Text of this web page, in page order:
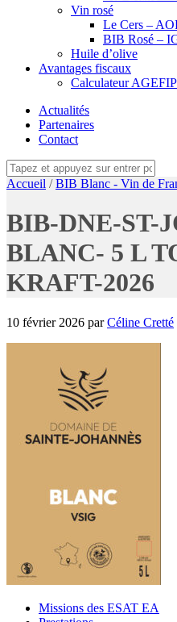
Vin rosé
Le Cers –
BIB Rosé –
Huile d’olive
Avantages fiscaux
Calculateur
Actualités
Partenaires
Contact
Accueil /BIB Blanc - Vin de
BIB-DNE-ST-
BLANC- 5 L
KRAFT-2026
10 février 2026 parCéline Cretté
Missions des ESAT EA